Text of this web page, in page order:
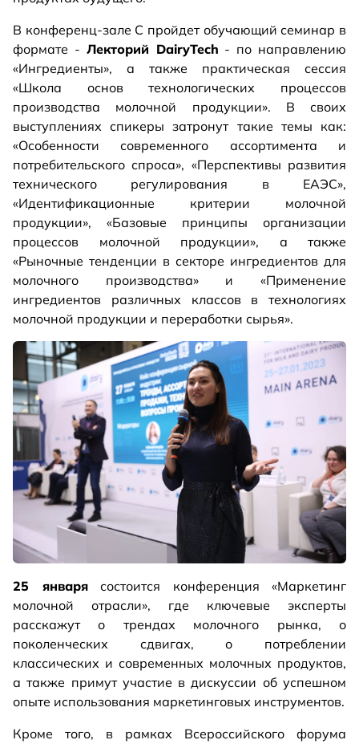
В конференц-зале C пройдет обучающий семинар в
формате - Лекторий DairyTech - по направлению
«Ингредиенты», а также практическая сессия
«Школа основ технологических процессов
производства молочной продукции». В своих
выступлениях спикеры затронут такие темы как:
«Особенности современного ассортимента и
потребительского спроса», «Перспективы развития
технического регулирования в ЕАЭС»,
«Идентификационные критерии молочной
продукции», «Базовые принципы организации
процессов молочной продукции», а также
«Рыночные тенденции в секторе ингредиентов для
молочного производства» и «Применение
ингредиентов различных классов в технологиях
молочной продукции и переработки сырья».
25 январясостоится конференция «Маркетинг
молочной отрасли», где ключевые эксперты
расскажут о трендах молочного рынка, о
поколенческих сдвигах, о потреблении
классических и современных молочных продуктов,
а также примут участие в дискуссии об успешном
опыте использования маркетинговых инструментов.
Кроме того, в рамках Всероссийского форума